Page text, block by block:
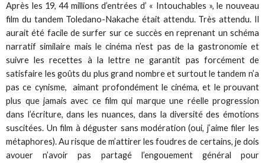
Après les 19, 44 millions d’entrées d’ « Intouchables », le nouveau
film du tandem Toledano-Nakache était attendu. Très attendu. Il
aurait été facile de surfer sur ce succès en reprenant un schéma
narratif similaire mais le cinéma n’est pas de la gastronomie et
suivre les recettes à la lettre ne garantit pas forcément de
satisfaire les goûts du plus grand nombre et surtout le tandem n’a
pas ce cynisme, aimant profondément le cinéma, et le prouvant
plus que jamais avec ce film qui marque une réelle progression
dans l’écriture, dans les nuances, dans la diversité des émotions
suscitées. Un film à déguster sans modération (oui, j’aime filer les
métaphores). Au risque de m’attirer les foudres de certains, je dois
avouer n’avoir pas partagé l’engouement général pour